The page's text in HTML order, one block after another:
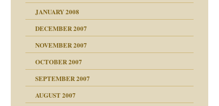
Juni 2008
und Staat
JANUARY 2008
DECEMBER 2007
NOVEMBER 2007
OCTOBER 2007
SEPTEMBER 2007
AUGUST 2007